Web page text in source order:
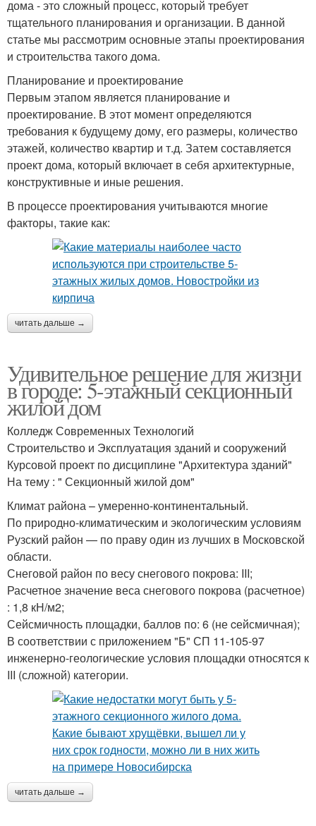
дома - это сложный процесс, который требует
тщательного планирования и организации. В данной
статье мы рассмотрим основные этапы проектирования
и строительства такого дома.
Планирование и проектирование
Первым этапом является планирование и
проектирование. В этот момент определяются
требования к будущему дому, его размеры, количество
этажей, количество квартир и т.д. Затем составляется
проект дома, который включает в себя архитектурные,
конструктивные и иные решения.
В процессе проектирования учитываются многие
факторы, такие как:
читать дальше →
Удивительное решение для жизни
в городе: 5-этажный секционный
жилой дом
Колледж Современных Технологий
Строительство и Эксплуатация зданий и сооружений
Курсовой проект по дисциплине "Архитектура зданий"
На тему : " Секционный жилой дом"
Климат района – умеренно-континентальный.
По природно-климатическим и экологическим условиям
Рузский район — по праву один из лучших в Московской
области.
Снеговой район по весу снегового покрова: III;
Расчетное значение веса снегового покрова (расчетное)
: 1,8 кН/м2;
Сейсмичность площадки, баллов по: 6 (не cейсмичная);
В соответствии с приложением "Б" СП 11-105-97
инженерно-геологические условия площадки относятся к
III (сложной) категории.
читать дальше →